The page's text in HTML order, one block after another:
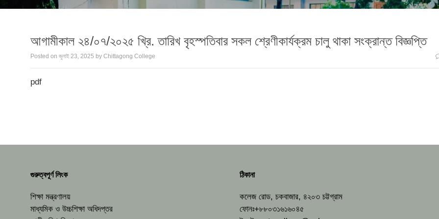
আগামীকাল ২৪/০৭/২০২৫ খ্রি. তারিখ বৃহস্পতিবার সকল শ্রেণীকার্যক্রম চালু থাকা সংক্রান্ত বিজ্ঞপ্তি
Posted on জুলাই 23, 2025 by Chittagong College
pdf
গুরুত্বপূর্ণ লিংক
শিক্ষা মন্ত্রণালয়
মাধ্যমিক ও উচ্চশিক্ষা অধিদপ্তর
ঠিকানা
কলেজ রোড, চকবাজার, ৪২০৩ চট্টগ্রাম
ফোনঃ+৮৮০৩১৬১৬০৪৫